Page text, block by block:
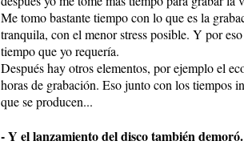
Me tomo bastante tiempo con lo que es la
tranquila, con el menor stress posible. Y por
tiempo que yo requería.
Después hay otros elementos, por ejemplo el
horas de grabación. Eso junto con los tiempos
que se producen...
- Y el lanzamiento del disco también demoró.